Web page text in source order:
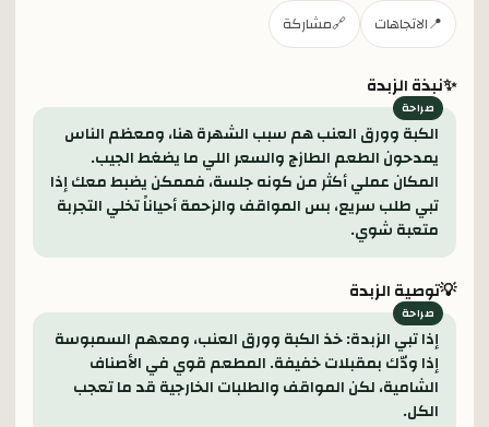
📍الاتجاهات 🔗مشاركة
✨نبذة الزبدة
الكبة وورق العنب هم سبب الشهرة هنا، ومعظم الناس
يمدحون الطعم الطازج والسعر اللي ما يضغط الجيب.
المكان عملي أكثر من كونه جلسة، فممكن يضبط معك إذا
تبي طلب سريع، بس المواقف والزحمة أحياناً تخلي التجربة
متعبة شوي.
💡توصية الزبدة
إذا تبي الزبدة: خذ الكبة وورق العنب، ومعهم السمبوسة
إذا ودّك بمقبلات خفيفة. المطعم قوي في الأصناف
الشامية، لكن المواقف والطلبات الخارجية قد ما تعجب
الكل.